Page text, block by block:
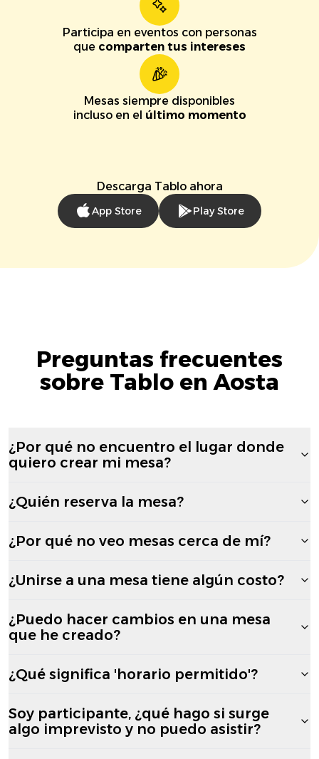
Participa en eventos con personas
que comparten tus intereses
Mesas siempre disponibles
incluso en el último momento
Descarga Tablo ahora
App Store Play Store
Preguntas frecuentes
sobre Tablo en Aosta
¿Por qué no encuentro el lugar donde
quiero crear mi mesa?
¿Quién reserva la mesa?
¿Por qué no veo mesas cerca de mí?
¿Unirse a una mesa tiene algún costo?
¿Puedo hacer cambios en una mesa
que he creado?
¿Qué significa 'horario permitido'?
Soy participante, ¿qué hago si surge
algo imprevisto y no puedo asistir?